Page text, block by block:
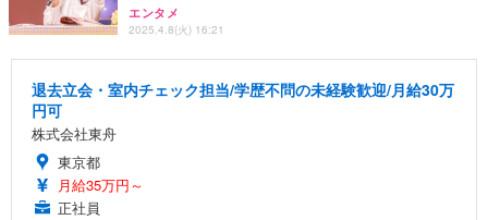
エンタメ
2025.4.8(火) 16:21
退去立会・室内チェック担当/学歴不問の未経験歓迎/月給30万
円可
株式会社東舟
東京都
月給35万円～
正社員